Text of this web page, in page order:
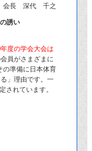
会長 深代 千之
誘い
度の学会大会は
員がさまざまに
の準備に日本体育
」理由です。一
されています。